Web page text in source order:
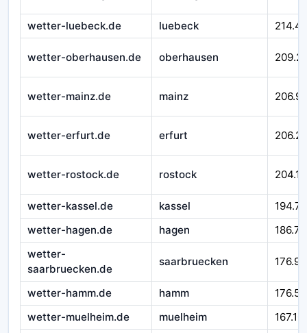
wetter-luebeck.de luebeck
wetter-oberhausen.de oberhausen
wetter-mainz.de mainz
wetter-erfurt.de erfurt
wetter-rostock.de rostock
wetter-kassel.de kassel
wetter-hagen.de
hagen
wetter-
saarbruecken.de
saarbruecken
wetter-hamm.de hamm
wetter-muelheim.de
muelheim